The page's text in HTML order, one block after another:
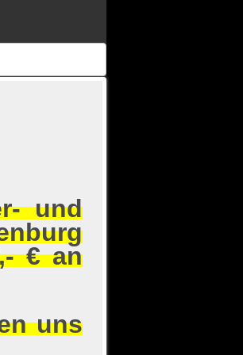
und
€ an
uns